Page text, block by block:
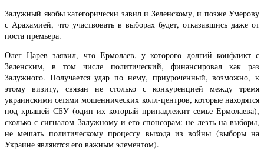
Залужный якобы категорически завил и Зеленскому, и позже Умерову
с Арахамией, что участвовать в выборах будет, отказавшись даже от
поста премьера.
Олег Царев заявил, что Ермолаев, у которого долгий конфликт с
Зеленским, в том числе политический, финансировал как раз
Залужного. Получается удар по нему, приуроченный, возможно, к
этому визиту, связан не столько с конкуренцией между тремя
украинскими сетями мошеннических колл-центров, которые находятся
под крышей СБУ (один их который принадлежит семье Ермолаева),
сколько с сигналом Залужному и его спонсорам: не лезть на выборы,
не мешать политическому процессу выхода из войны (выборы на
Украине являются его важным элементом).